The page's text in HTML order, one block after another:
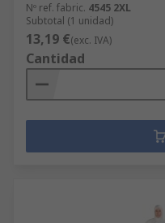
Nº ref. fabric. 4545 2XL
Subtotal (1 unidad)
13,19 €(exc. IVA)
Cantidad